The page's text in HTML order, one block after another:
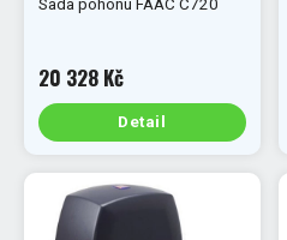
Sada pohonu FAAC C720
20 328 Kč
Detail